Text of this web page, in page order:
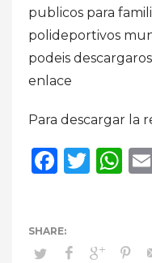
publicos para
polideportivos
podeis
enlace
Para descargar la